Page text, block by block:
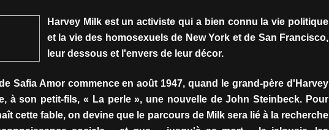
Harvey Milk est un activiste qui a bien connu la vie politique
et la vie des homosexuels de New York et de San Francisco,
leur dessous et l'envers de leur décor.
Safia Amor commence en août 1947, quand le grand-père d'Harvey
à son petit-fils, « La perle », une nouvelle de John Steinbeck. Pour
cette fable, on devine que le parcours de Milk sera lié à la recherche